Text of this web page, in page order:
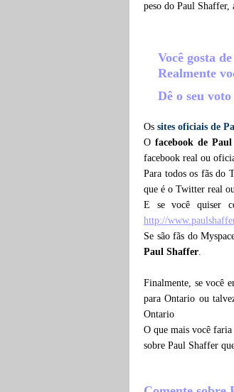
peso do Paul Shaffer,
Você gosta
Realmente
Dê o seu
Os sites oficiais de
Ofacebook de
facebook real ou
Para todos os fãs do
que é o Twitter real
E se você quiser
http://
Se são fãs do
Paul Shaffer.
Finalmente, se você
para Ontario ou
Ontario
O que mais você
sobre Paul Shaffer